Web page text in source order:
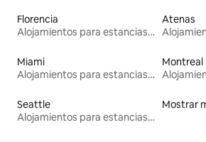
Florencia
Alojamientos para estancias largas
Atenas
Miami
Alojamientos para estancias largas
Montreal
Seattle
Alojamientos para estancias largas
Mostrar